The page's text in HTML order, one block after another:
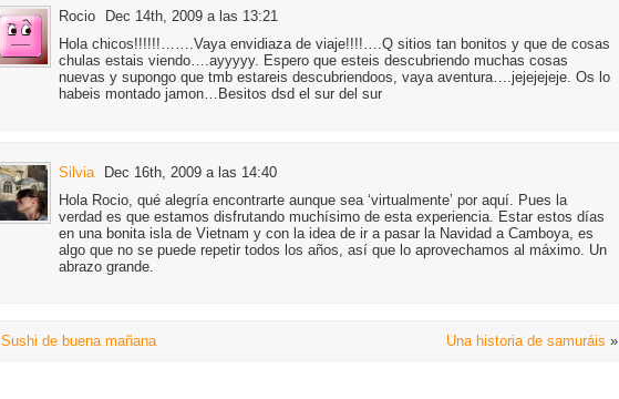
Rocio
Dec 14th, 2009 a las 13:21
Hola chicos!!!!!!…….Vaya envidiaza de viaje!!!!….Q sitios tan bonitos y que de cosas
chulas estais viendo….ayyyyy. Espero que esteis descubriendo muchas cosas
nuevas y supongo que tmb estareis descubriendoos, vaya aventura….jejejejeje. Os lo
habeis montado jamon…Besitos dsd el sur del sur
Silvia
Dec 16th, 2009 a las 14:40
Hola Rocio, qué alegría encontrarte aunque sea ‘virtualmente’ por aquí. Pues la
verdad es que estamos disfrutando muchísimo de esta experiencia. Estar estos días
en una bonita isla de Vietnam y con la idea de ir a pasar la Navidad a Camboya, es
algo que no se puede repetir todos los años, así que lo aprovechamos al máximo. Un
abrazo grande.
Sushi de buena mañana Una historia de samuráis »